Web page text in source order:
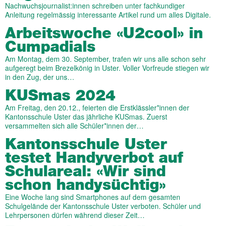
Nachwuchsjournalist:innen schreiben unter fachkundiger
Anleitung regelmässig interessante Artikel rund um alles Digitale.
Arbeitswoche «U2cool» in
Cumpadials
Am Montag, dem 30. September, trafen wir uns alle schon sehr
aufgeregt beim Brezelkönig in Uster. Voller Vorfreude stiegen wir
in den Zug, der uns…
KUSmas 2024
Am Freitag, den 20.12., feierten die Erstklässler*innen der
Kantonsschule Uster das jährliche KUSmas. Zuerst
versammelten sich alle Schüler*innen der…
Kantonsschule Uster
testet Handyverbot auf
Schulareal: «Wir sind
schon handysüchtig»
Eine Woche lang sind Smartphones auf dem gesamten
Schulgelände der Kantonsschule Uster verboten. Schüler und
Lehrpersonen dürfen während dieser Zeit…